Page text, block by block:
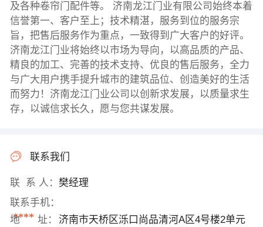
及各种卷帘门配件等。 济南龙江门业有限公司始终本着
信誉第一、客户至上；技术精湛，服务到位的服务宗
旨，把售后服务作为重点，一致得到广大客户的好评。
济南龙江门业将始终以市场为导向，以高品质的产品、
精良的加工、完善的技术支持、优良的售后服务，全力
与广大用户携手提升城市的建筑品位、创造美好的生活
而努力！济南龙江门业公司以创新求发展，以质量求生
存，以诚信求长久，愿与您共谋发展。
联系我们
联 系 人： 樊经理
联系手机：
****
地 址： 济南市天桥区泺口尚品清河A区4号楼2单元